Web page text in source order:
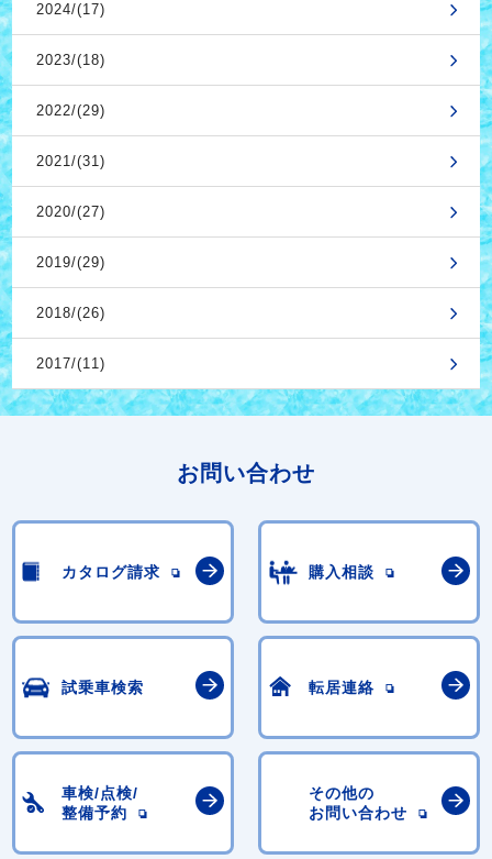
2024/(17)
2023/(18)
2022/(29)
2021/(31)
2020/(27)
2019/(29)
2018/(26)
2017/(11)
お問い合わせ
カタログ請求 購入相談
試乗車検索 転居連絡
車検/点検/
整備予約
その他の
お問い合わせ